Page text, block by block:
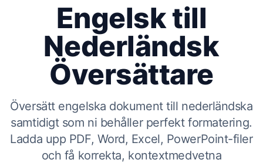
Engelsk till
Nederländsk
Översättare
Översätt engelska dokument till nederländska
samtidigt som ni behåller perfekt formatering.
Ladda upp PDF, Word, Excel, PowerPoint-filer
och få korrekta, kontextmedvetna